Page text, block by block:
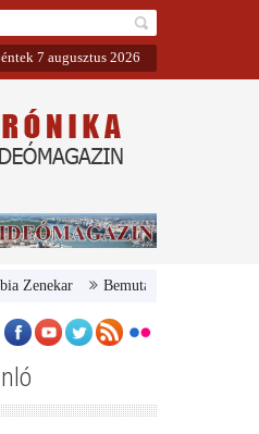
7 augusztus 2026
Bemutatta 2024/25-ös évadát